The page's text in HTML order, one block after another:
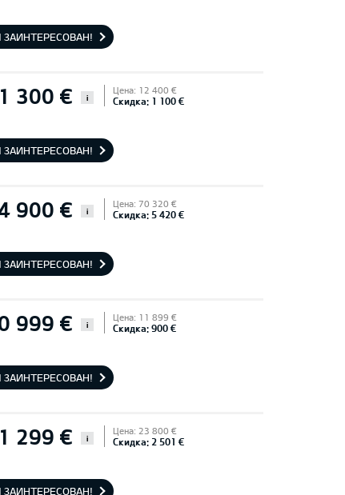
ЗАИНТЕРЕСОВАН!
300 € i
Цена: 12 400 €
Скидка: 1 100 €
ЗАИНТЕРЕСОВАН!
900 € i
Цена: 70 320 €
Скидка: 5 420 €
ЗАИНТЕРЕСОВАН!
999 € i
Цена: 11 899 €
Скидка: 900 €
ЗАИНТЕРЕСОВАН!
299 € i
Цена: 23 800 €
Скидка: 2 501 €
ЗАИНТЕРЕСОВАН!